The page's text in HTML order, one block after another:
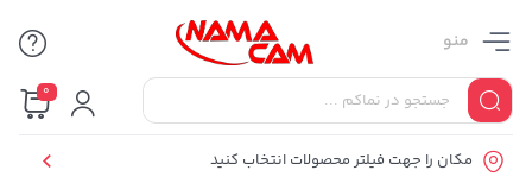
منو
0
مکان را جهت فیلتر محصولات انتخاب کنید